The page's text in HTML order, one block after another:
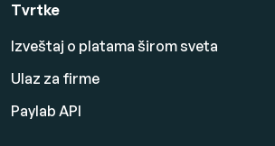
Tvrtke
Izveštaj o platama širom sveta
Ulaz za firme
Paylab API